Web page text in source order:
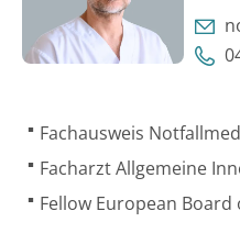
Fachausweis
Facharzt Allgemeine
Fellow European